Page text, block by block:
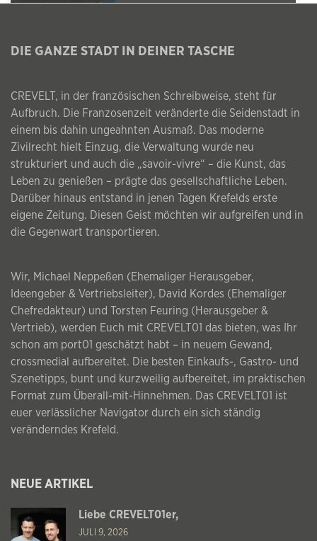
DIE GANZE STADT IN DEINER TASCHE
CREVELT, in der französischen Schreibweise, steht für
Aufbruch. Die Franzosenzeit veränderte die Seidenstadt in
einem bis dahin ungeahnten Ausmaß. Das moderne
Zivilrecht hielt Einzug, die Verwaltung wurde neu
strukturiert und auch die „savoir-vivre“ – die Kunst, das
Leben zu genießen – prägte das gesellschaftliche Leben.
Darüber hinaus entstand in jenen Tagen Krefelds erste
eigene Zeitung. Diesen Geist möchten wir aufgreifen und in
die Gegenwart transportieren.
Wir, Michael Neppeßen (Ehemaliger Herausgeber,
Ideengeber & Vertriebsleiter), David Kordes (Ehemaliger
Chefredakteur) und Torsten Feuring (Herausgeber &
Vertrieb), werden Euch mit CREVELT01 das bieten, was Ihr
schon am port01 geschätzt habt – in neuem Gewand,
crossmedial aufbereitet. Die besten Einkaufs-, Gastro- und
Szenetipps, bunt und kurzweilig aufbereitet, im praktischen
Format zum Überall-mit-Hinnehmen. Das CREVELT01 ist
euer verlässlicher Navigator durch ein sich ständig
veränderndes Krefeld.
NEUE ARTIKEL
Liebe CREVELT01er,
JULI 9, 2026